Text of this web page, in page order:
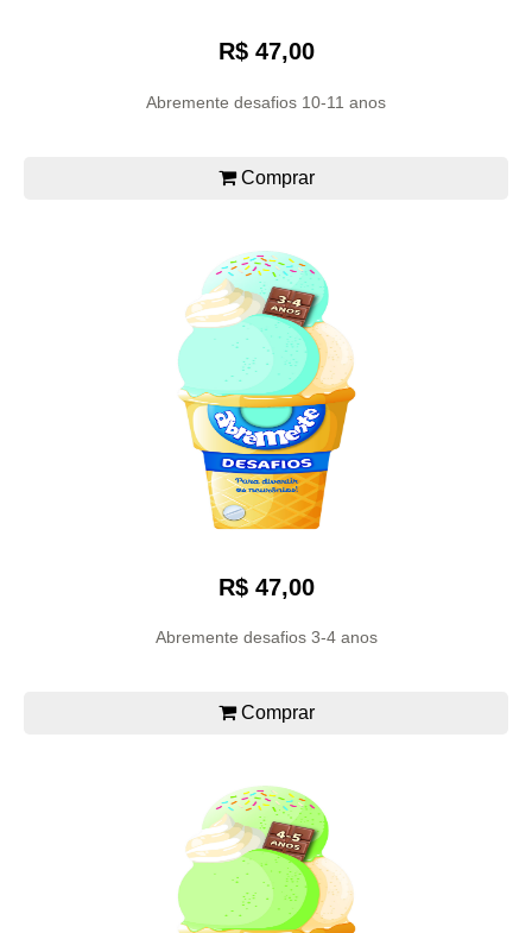
R$ 47,00
Abremente desafios 10-11 anos
Comprar
R$ 47,00
Abremente desafios 3-4 anos
Comprar